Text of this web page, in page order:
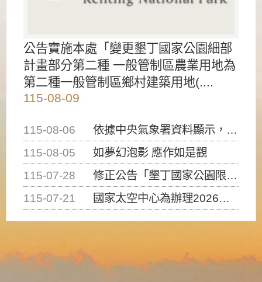
公告實施本處「變更墾丁國家公園細部
計畫部分第二種 一般管制區農業用地為
第二種一般管制區鄉村建築用地(....
115-08-09
115-08-06
依據中央氣象署資料顯示，白海豚颱風持續接近臺灣，請密切注意動向及早完成防災應變準備
115-08-05
如夢幻泡影 應作如是觀
115-07-28
修正公告「墾丁國家公園限制水域遊憩活動之種類、範圍、時間及行為」，自即日生效。
115-07-21
國家太空中心為辦理2026台灣盃火箭競賽，陸、海、空域警戒及協調相關事宜，因颱風備案事宜